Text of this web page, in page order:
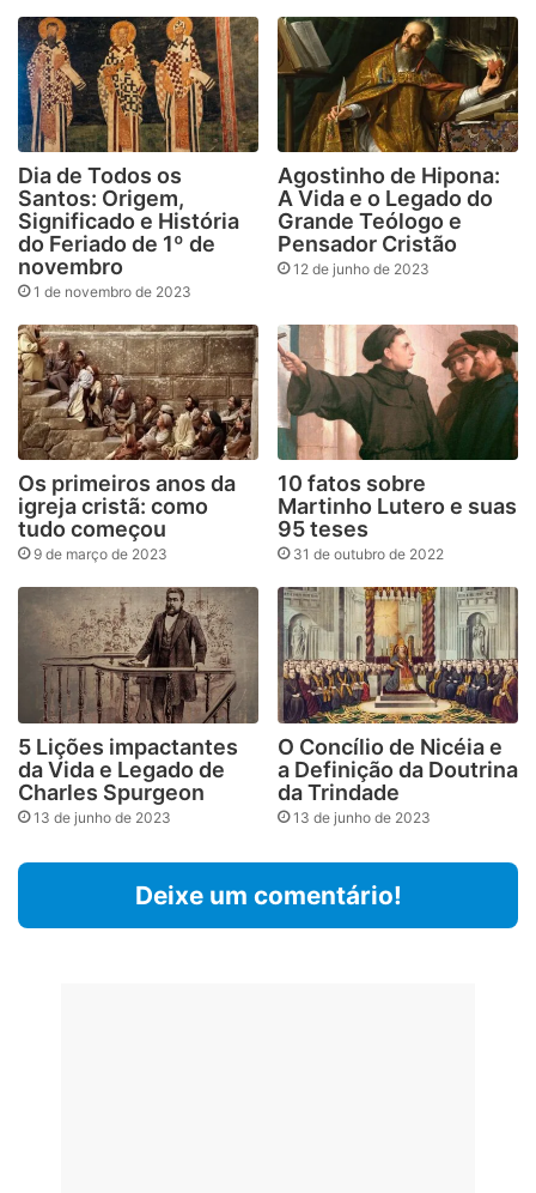
Dia de Todos os
Santos: Origem,
Significado e História
do Feriado de 1º de
novembro
1 de novembro de 2023
Agostinho de Hipona:
A Vida e o Legado do
Grande Teólogo e
Pensador Cristão
12 de junho de 2023
Os primeiros anos da
igreja cristã: como
tudo começou
9 de março de 2023
10 fatos sobre
Martinho Lutero e suas
95 teses
31 de outubro de 2022
5 Lições impactantes
da Vida e Legado de
Charles Spurgeon
13 de junho de 2023
O Concílio de Nicéia e
a Definição da Doutrina
da Trindade
13 de junho de 2023
Deixe um comentário!